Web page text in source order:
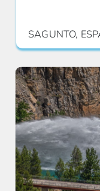
SAGUNTO,